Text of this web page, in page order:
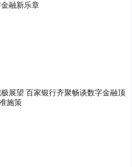
融新乐章
展望 百家银行齐聚畅谈数字金融顶
施策